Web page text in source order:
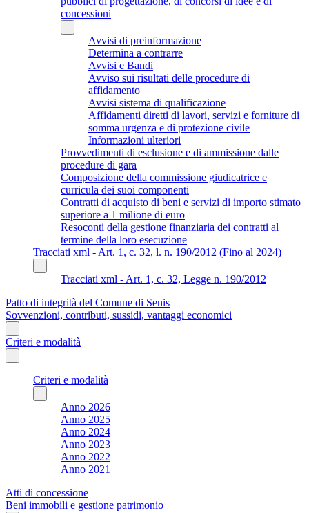
concessioni
Avvisi di preinformazione
Determina a contrarre
Avvisi e Bandi
Avviso sui risultati delle procedure di
affidamento
Avvisi sistema di qualificazione
Affidamenti diretti di lavori, servizi e forniture di
somma urgenza e di protezione civile
Informazioni ulteriori
Provvedimenti di esclusione e di ammissione dalle
procedure di gara
Composizione della commissione giudicatrice e
curricula dei suoi componenti
Contratti di acquisto di beni e servizi di importo stimato
superiore a 1 milione di euro
Resoconti della gestione finanziaria dei contratti al
termine della loro esecuzione
Tracciati xml - Art. 1, c. 32, l. n. 190/2012 (Fino al 2024)
Tracciati xml - Art. 1, c. 32, Legge n. 190/2012
Patto di integrità del Comune di Senis
Sovvenzioni, contributi, sussidi, vantaggi economici
Criteri e modalità
Criteri e modalità
Anno 2026
Anno 2025
Anno 2024
Anno 2023
Anno 2022
Anno 2021
Atti di concessione
Beni immobili e gestione patrimonio